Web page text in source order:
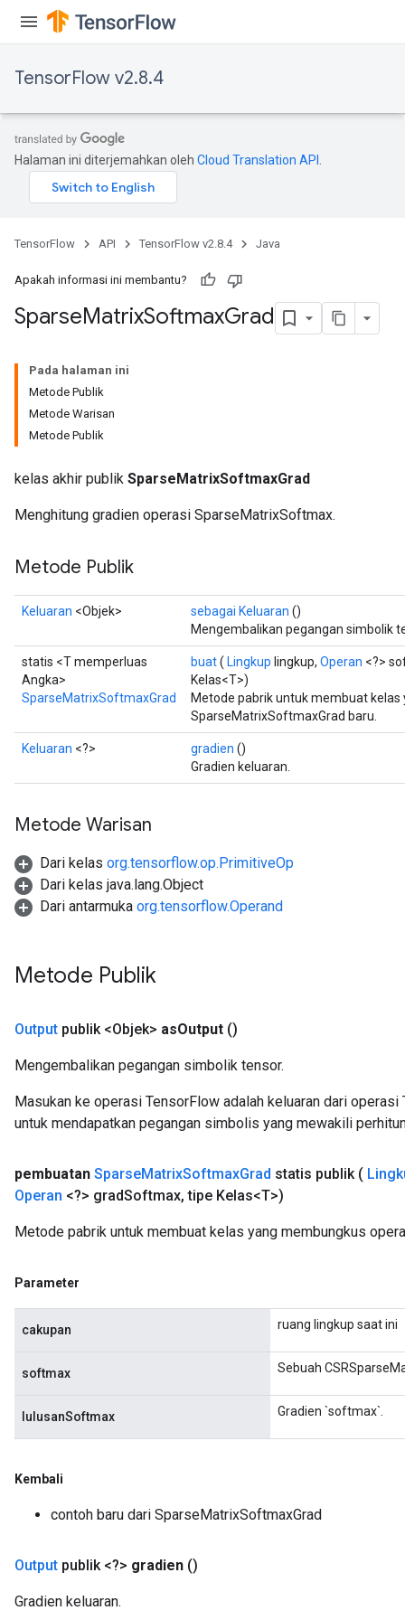
TensorFlow v2.8.4
Halaman ini diterjemahkan oleh Cloud Translation API
TensorFlow API TensorFlow v2.8.4 Java
Apakah informasi ini membantu?
SparseMatrixSoftmaxGrad
Pada halaman ini
Metode Publik
Metode Warisan
Metode Publik
kelas akhir publik SparseMatrixSoftmaxGrad
Menghitung gradien operasi SparseMatrixSoftmax.
Metode Publik
Keluaran <Objek> sebagai Keluaran ()
Mengembalikan pegangan simbolik
statis <T memperluas
Angka>
SparseMatrixSoftmaxGrad
buat( Lingkup lingkup, Operan <?>
Kelas<T>)
Metode pabrik untuk membuat
SparseMatrixSoftmaxGrad baru.
Keluaran <?> gradien ()
Gradien keluaran.
Metode Warisan
Dari kelas org.tensorflow.op.PrimitiveOp
Dari kelas java.lang.Object
Dari antarmuka org.tensorflow.Operand
Metode Publik
Output publik <Objek> asOutput ()
Mengembalikan pegangan simbolik tensor.
Masukan ke operasi TensorFlow adalah keluaran dari
untuk mendapatkan pegangan simbolis yang mewakili
pembuatan SparseMatrixSoftmaxGrad statis publik (
Operan <?> gradSoftmax, tipe Kelas<T>)
Metode pabrik untuk membuat kelas yang membungkus
Parameter
cakupan ruang lingkup saat ini
softmax Sebuah
lulusanSoftmax Gradien `softmax`.
Kembali
contoh baru dari SparseMatrixSoftmaxGrad
Output publik <?> gradien ()
Gradien keluaran.